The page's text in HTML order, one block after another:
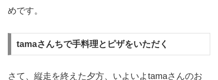
めです。
tamaさんちで手料理とピザをいただく
さて、縦走を終えた夕方、いよいよtamaさんのお